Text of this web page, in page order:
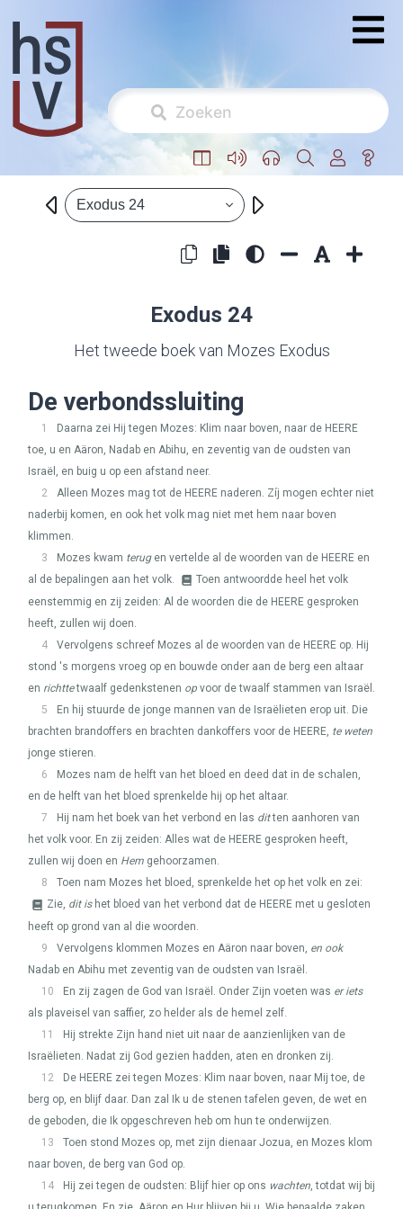
Exodus 24
Exodus 24
Het tweede boek van Mozes Exodus
De verbondssluiting
1 Daarna zei Hij tegen Mozes: Klim naar boven, naar de HEERE
toe, u en Aäron, Nadab en Abihu, en zeventig van de oudsten van
Israël, en buig u op een afstand neer.
2
Alleen Mozes mag tot de HEERE naderen. Zíj mogen echter niet
naderbij komen, en ook het volk mag niet met hem naar boven
klimmen.
3
Mozes kwam terugen vertelde al de woorden van de HEERE en
al de bepalingen aan het volk.
Toen antwoordde heel het volk
eenstemmig en zij zeiden: Al de woorden die de HEERE gesproken
heeft, zullen wij doen.
4
Vervolgens schreef Mozes al de woorden van de HEERE op. Hij
stond 's morgens vroeg op en bouwde onder aan de berg een altaar
en richttetwaalf gedenkstenen op voor de twaalf stammen van Israël.
5
En hij stuurde de jonge mannen van de Israëlieten erop uit. Die
brachten brandoffers en brachten dankoffers voor de HEERE, te weten
jonge stieren.
6
Mozes nam de helft van het bloed en deed dat in de schalen,
en de helft van het bloed sprenkelde hij op het altaar.
7
Hij nam het boek van het verbond en las ditten aanhoren van
het volk voor. En zij zeiden: Alles wat de HEERE gesproken heeft,
zullen wij doen en Hem gehoorzamen.
8
Toen nam Mozes het bloed, sprenkelde het op het volk en zei:
Zie, dit ishet bloed van het verbond dat de HEERE met u gesloten
heeft op grond van al die woorden.
9
Vervolgens klommen Mozes en Aäron naar boven, en ook
Nadab en Abihu met zeventig van de oudsten van Israël.
10
En zij zagen de God van Israël. Onder Zijn voeten was er iets
als plaveisel van saffier, zo helder als de hemel zelf.
11
Hij strekte Zijn hand niet uit naar de aanzienlijken van de
Israëlieten. Nadat zij God gezien hadden, aten en dronken zij.
12
De HEERE zei tegen Mozes: Klim naar boven, naar Mij toe, de
berg op, en blijf daar. Dan zal Ik u de stenen tafelen geven, de wet en
de geboden, die Ik opgeschreven heb om hun te onderwijzen.
13
Toen stond Mozes op, met zijn dienaar Jozua, en Mozes klom
naar boven, de berg van God op.
14
Hij zei tegen de oudsten: Blijf hier op ons wachten, totdat wij bij